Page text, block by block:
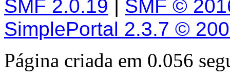
SMF 2.0.19 | SMF ©
SimplePortal 2.3.7 ©
Página criada em 0.056